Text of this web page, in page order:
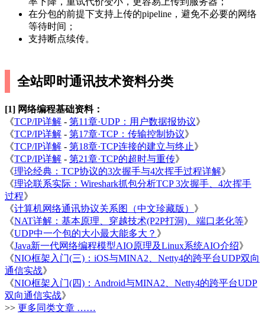
在分包的前提下支持上传的pipeline，避免不必要的网络
等待时间；
支持断点续传。
全站即时通讯技术资料分类
[1] 网络编程基础资料：
《TCP/IP详解 - 第11章·UDP：用户数据报协议》
《TCP/IP详解 - 第17章·TCP：传输控制协议》
《TCP/IP详解 - 第18章·TCP连接的建立与终止》
《TCP/IP详解 - 第21章·TCP的超时与重传》
《理论经典：TCP协议的3次握手与4次挥手过程详解》
《理论联系实际：Wireshark抓包分析TCP 3次握手、4次挥手
过程》
《计算机网络通讯协议关系图（中文珍藏版） 》
《NAT详解：基本原理、穿越技术(P2P打洞)、端口老化等》
《UDP中一个包的大小最大能多大？ 》
《Java新一代网络编程模型AIO原理及Linux系统AIO介绍》
《NIO框架入门(三)：iOS与MINA2、Netty4的跨平台UDP双向
通信实战》
《NIO框架入门(四)：Android与MINA2、Netty4的跨平台UDP
双向通信实战》
>> 更多同类文章 ……